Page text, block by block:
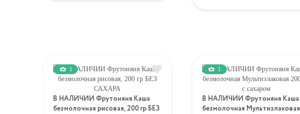
1
В НАЛИЧИИ Фрутоняня Каша
безмолочная рисовая, 200 гр БЕЗ
1
В НАЛИЧИИ Фрутоняня Каша
безмолочная Мультизлаковая